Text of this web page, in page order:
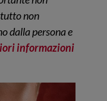
non
dalla persona e
informazioni